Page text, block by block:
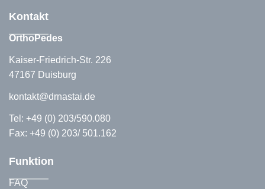
Kontakt
OrthoPedes
Kaiser-Friedrich-Str. 226
47167 Duisburg
kontakt@drnastai.de
Tel: +49 (0) 203/590.080
Fax: +49 (0) 203/ 501.162
Funktion
FAQ